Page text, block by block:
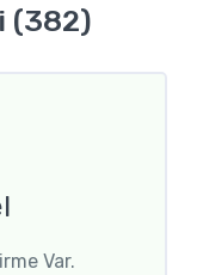
(382)
Var.